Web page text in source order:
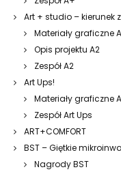
Art + studio – kierunek
Materiały graficzne
Opis projektu A2
Zespół A2
Art Ups!
Materiały graficzne
Zespół Art Ups
ART+COMFORT
BST – Giętkie
Nagrody BST